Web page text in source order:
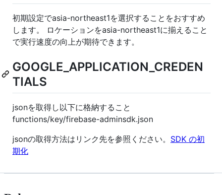
初期設定でasia-northeast1を選択することをおすすめ
します。 ロケーションをasia-northeast1に揃えること
で実行速度の向上が期待できます。
GOOGLE_APPLICATION_CREDEN
TIALS
jsonを取得し以下に格納すること
functions/key/firebase-adminsdk.json
jsonの取得方法はリンク先を参照ください。 SDK の初
期化